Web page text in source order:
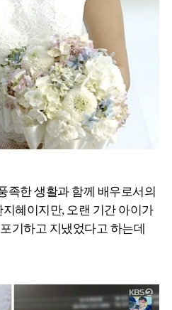
족한 생활과 함께 배우로서의
혜이지만, 오랜 기간 아이가
기하고 지냈었다고 하는데